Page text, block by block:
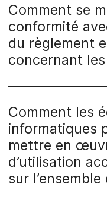
Comment se
conformité
du règlement
concernant les
Comment les
informatiques
mettre en
d’utilisation
sur